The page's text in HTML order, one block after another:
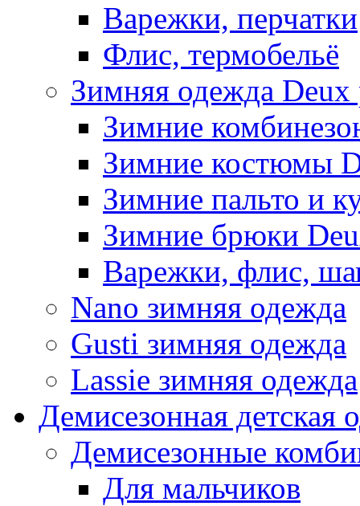
Варежки, перчатки
Флис, термобельё
Зимняя одежда Deux
Зимние
Зимние костюмы
Зимние пальто и
Зимние брюки
Варежки, флис,
Nano зимняя одежда
Gusti зимняя одежда
Lassie зимняя одежда
Демисезонная детская
Демисезонные
Для мальчиков